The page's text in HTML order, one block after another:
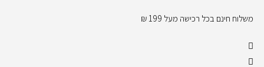
משלוח חינם בכל רכישה מעל 199 ₪